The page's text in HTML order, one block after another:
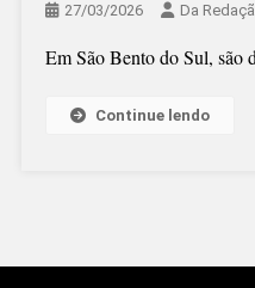
27/03/2026 Da
Em São Bento do Sul, são
Continue lendo